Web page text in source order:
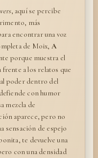
, aquí se percibe
más
encontrar una voz
de Moix, A
porque muestra el
frente a los relatos que
poder dentro del
con humor
mezcla de
aparece, pero no
sensación de espejo
te devuelve una
con una densidad